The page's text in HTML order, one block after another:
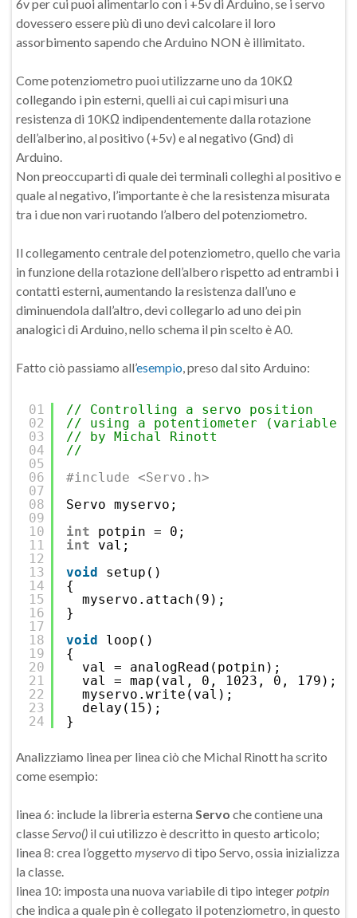
6v per cui puoi alimentarlo con i +5v di Arduino, se i servo
dovessero essere più di uno devi calcolare il loro
assorbimento sapendo che Arduino NON è illimitato.
Come potenziometro puoi utilizzarne uno da 10KΩ
collegando i pin esterni, quelli ai cui capi misuri una
resistenza di 10KΩ indipendentemente dalla rotazione
dell’alberino, al positivo (+5v) e al negativo (Gnd) di
Arduino.
Non preoccuparti di quale dei terminali colleghi al positivo e
quale al negativo, l’importante è che la resistenza misurata
tra i due non vari ruotando l’albero del potenziometro.
Il collegamento centrale del potenziometro, quello che varia
in funzione della rotazione dell’albero rispetto ad entrambi i
contatti esterni, aumentando la resistenza dall’uno e
diminuendola dall’altro, devi collegarlo ad uno dei pin
analogici di Arduino, nello schema il pin scelto è A0.
Fatto ciò passiamo all’esempio, preso dal sito Arduino:
01
02
03
04
05
06
07
08
09
10
11
12
13
14
15
16
17
18
19
20
21
22
23
24
// Controlling a servo position
// using a potentiometer (variable
// by Michal Rinott
//
#include <Servo.h>
Servo myservo;
int
potpin = 0;
int
val;
void
setup()
{
myservo.attach(9);
}
void
loop()
{
val = analogRead(potpin);
val = map(val, 0, 1023, 0, 179);
myservo.write(val);
delay(15);
}
Analizziamo linea per linea ciò che Michal Rinott ha scrito
come esempio:
linea 6: include la libreria esterna Servo che contiene una
classeServo() il cui utilizzo è descritto in questo articolo;
linea 8: crea l’oggetto myservodi tipo Servo, ossia inizializza
la classe.
linea 10: imposta una nuova variabile di tipo integerpotpin
che indica a quale pin è collegato il potenziometro, in questo